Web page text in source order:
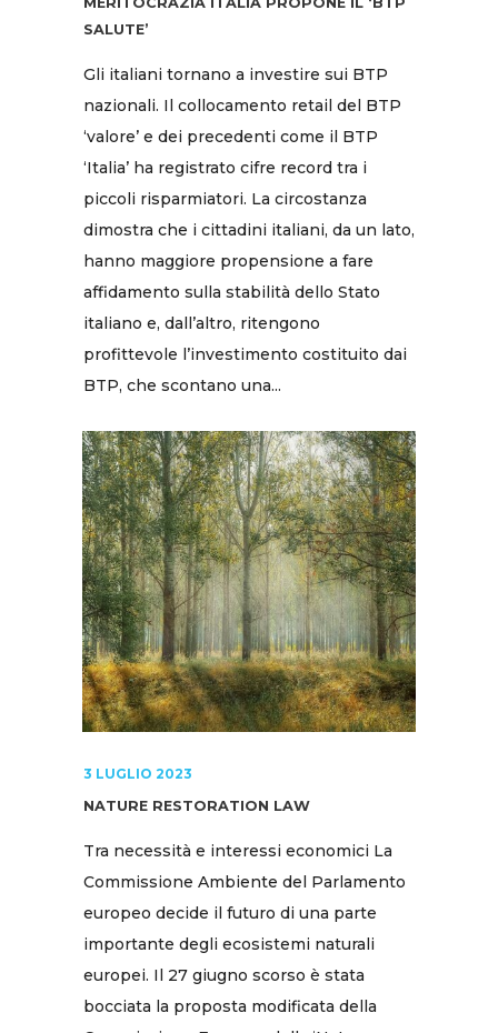
SALUTE’
Gli italiani tornano a investire sui BTP
nazionali. Il collocamento retail del BTP
‘valore’ e dei precedenti come il BTP
‘Italia’ ha registrato cifre record tra i
piccoli risparmiatori. La circostanza
dimostra che i cittadini italiani, da un lato,
hanno maggiore propensione a fare
affidamento sulla stabilità dello Stato
italiano e, dall’altro, ritengono
profittevole l’investimento costituito dai
BTP, che scontano una...
3 LUGLIO 2023
NATURE RESTORATION LAW
Tra necessità e interessi economici La
Commissione Ambiente del Parlamento
europeo decide il futuro di una parte
importante degli ecosistemi naturali
europei. Il 27 giugno scorso è stata
bocciata la proposta modificata della